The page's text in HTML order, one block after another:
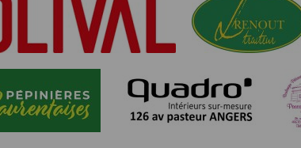
Partage d'informations entre utilisateurs.
Cette application nécessite des autorisations pour
informations à partir des photos que vous partagez.
Cette application ne requiert pas d'informations de vos
Informations sur le paiement
Aucun paiement n'étant effectué dans l'application, aucune